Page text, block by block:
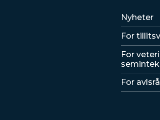
Nyheter
For
For
For